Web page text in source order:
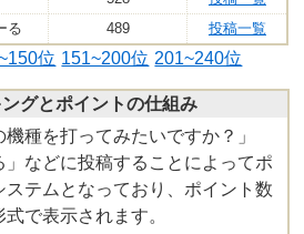
る 489 投稿一覧
位 151~200位 201~240位
グとポイントの仕組み
種を打ってみたいですか？」
」などに投稿することによってポ
テムとなっており、ポイント数
で表示されます。